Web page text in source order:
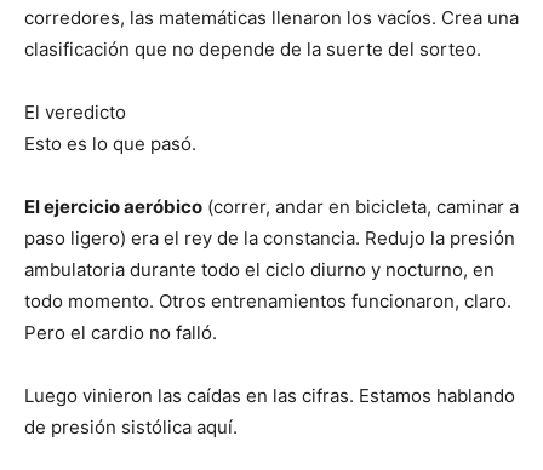
corredores, las matemáticas llenaron los vacíos. Crea una
clasificación que no depende de la suerte del sorteo.
El veredicto
Esto es lo que pasó.
El ejercicio aeróbico (correr, andar en bicicleta, caminar a
paso ligero) era el rey de la constancia. Redujo la presión
ambulatoria durante todo el ciclo diurno y nocturno, en
todo momento. Otros entrenamientos funcionaron, claro.
Pero el cardio no falló.
Luego vinieron las caídas en las cifras. Estamos hablando
de presión sistólica aquí.